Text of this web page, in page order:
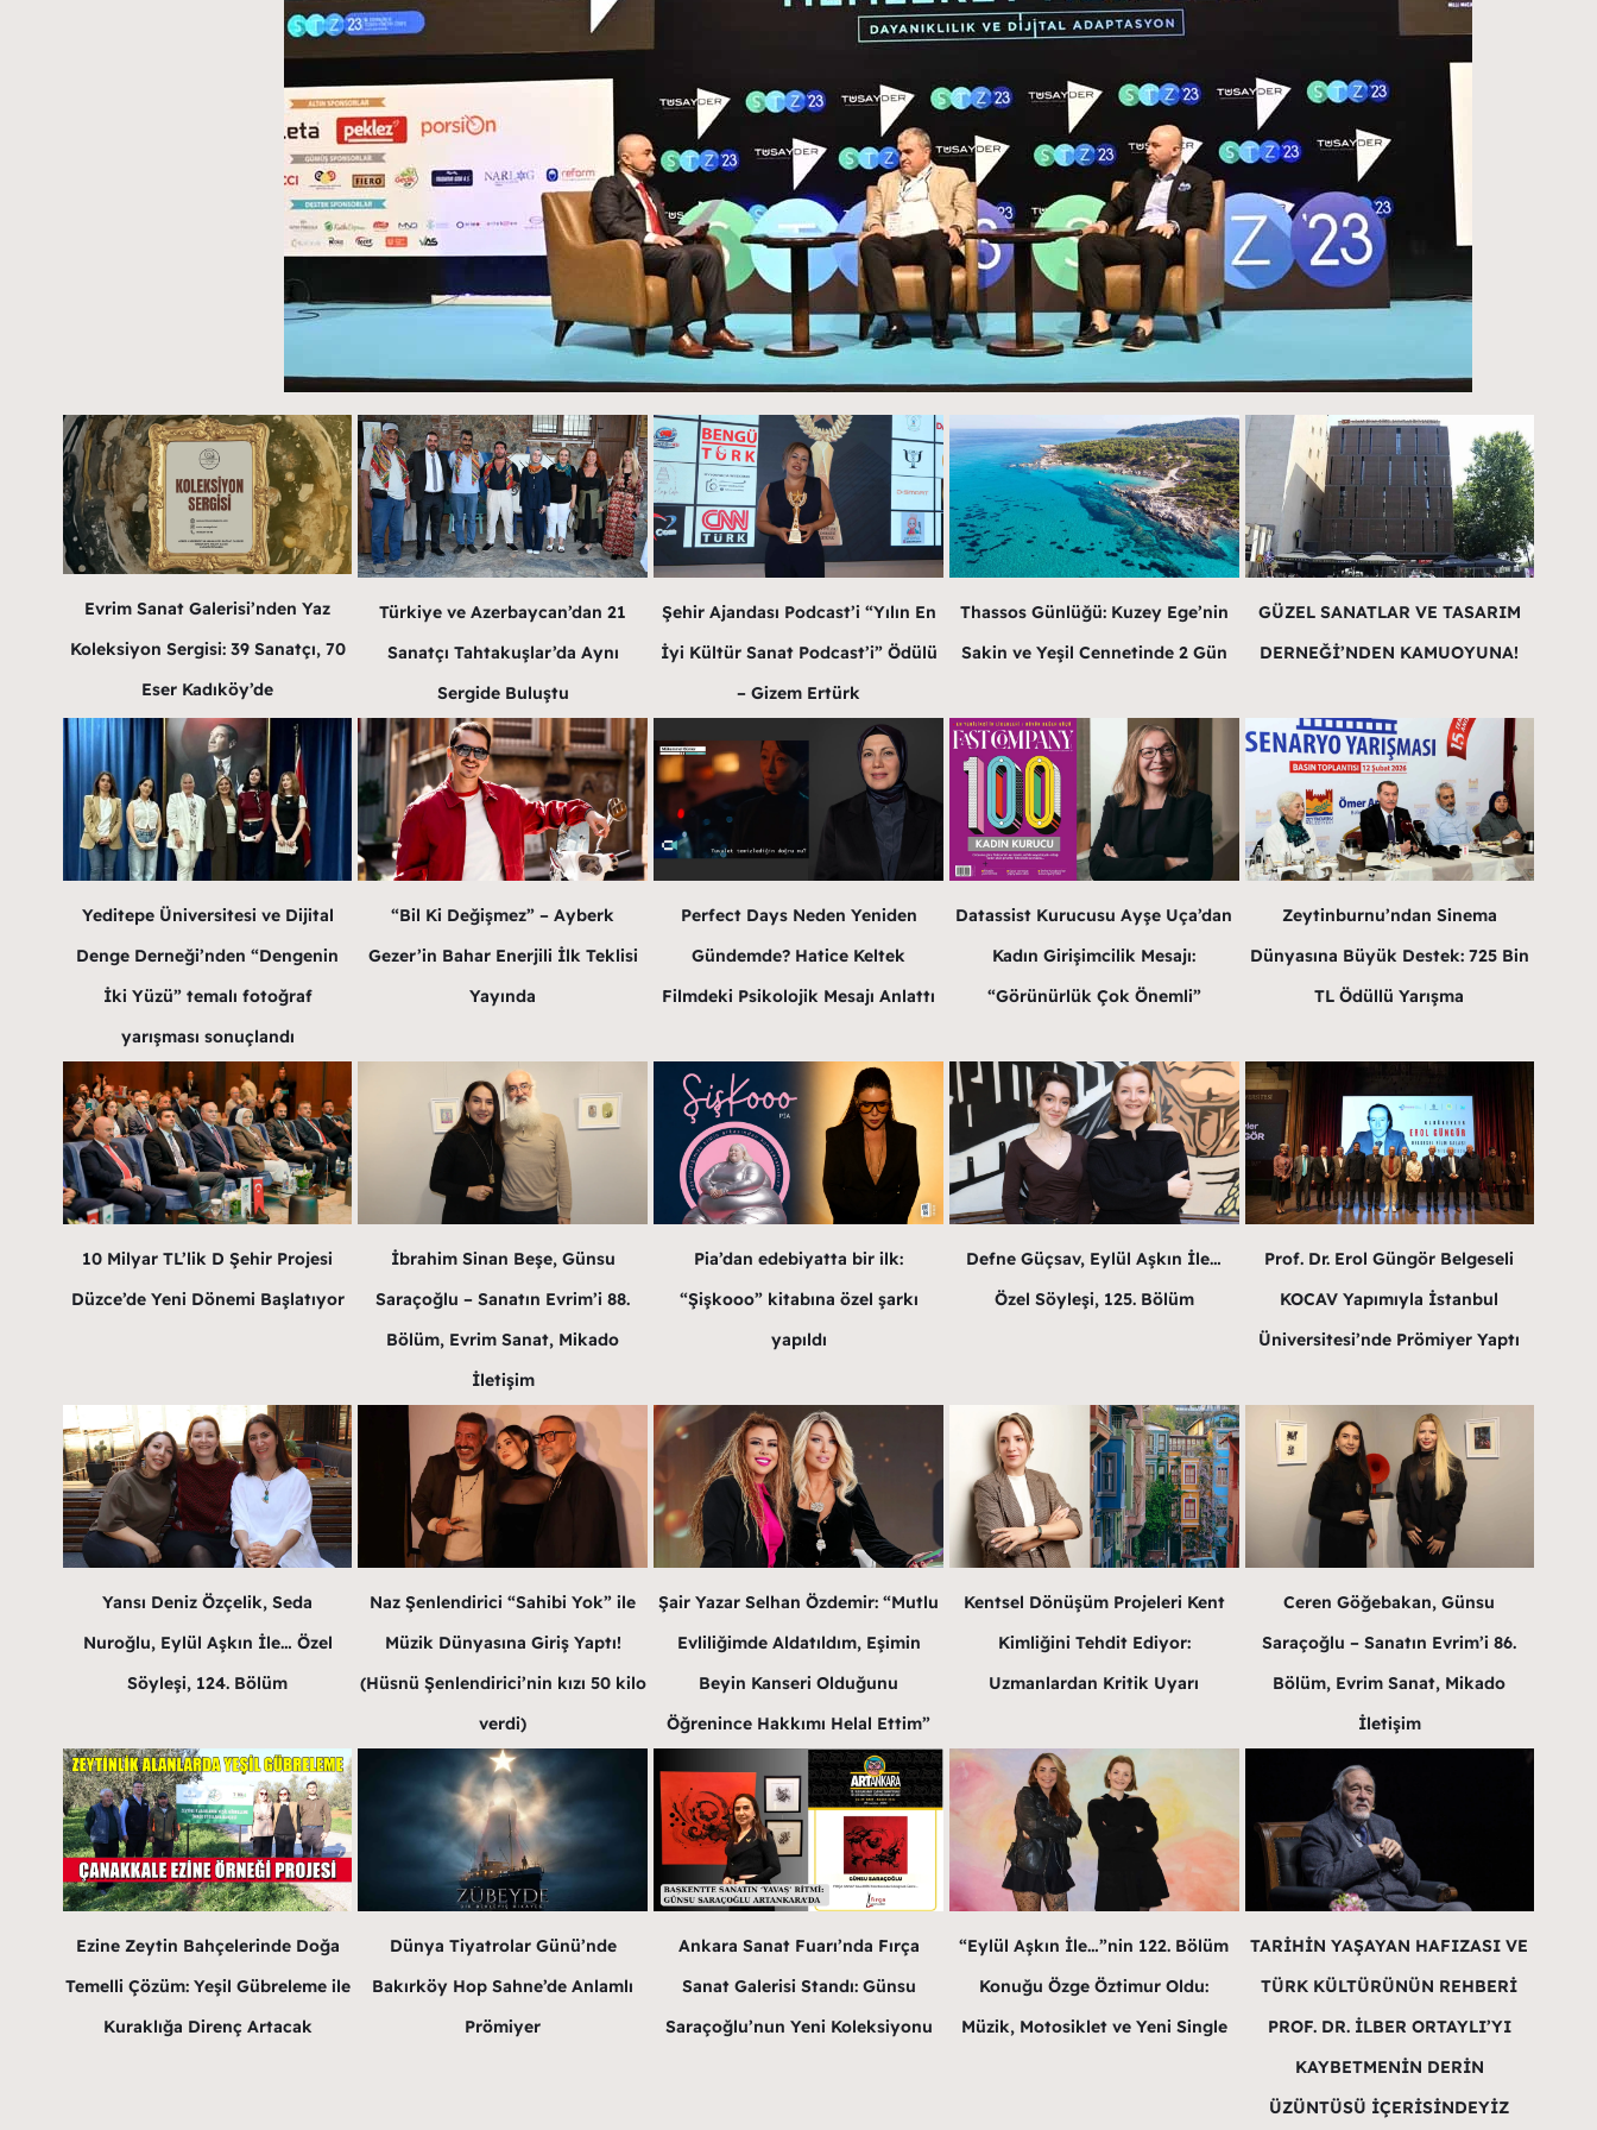
Evrim Sanat Galerisi’nden Yaz
Koleksiyon Sergisi: 39 Sanatçı, 70
Eser Kadıköy’de
Türkiye ve Azerbaycan’dan 21
Sanatçı Tahtakuşlar’da Aynı
Sergide Buluştu
Şehir Ajandası Podcast’i “Yılın En
İyi Kültür Sanat Podcast’i” Ödülü
– Gizem Ertürk
Thassos Günlüğü: Kuzey Ege’nin
Sakin ve Yeşil Cennetinde 2 Gün
GÜZEL SANATLAR VE TASARIM
DERNEĞİ’NDEN KAMUOYUNA!
Yeditepe Üniversitesi ve Dijital
Denge Derneği’nden “Dengenin
İki Yüzü” temalı fotoğraf
yarışması sonuçlandı
“Bil Ki Değişmez” – Ayberk
Gezer’in Bahar Enerjili İlk Teklisi
Yayında
Perfect Days Neden Yeniden
Gündemde? Hatice Keltek
Filmdeki Psikolojik Mesajı Anlattı
Datassist Kurucusu Ayşe Uça’dan
Kadın Girişimcilik Mesajı:
“Görünürlük Çok Önemli”
Zeytinburnu’ndan Sinema
Dünyasına Büyük Destek: 725 Bin
TL Ödüllü Yarışma
10 Milyar TL’lik D Şehir Projesi
Düzce’de Yeni Dönemi Başlatıyor
İbrahim Sinan Beşe, Günsu
Saraçoğlu – Sanatın Evrim’i 88.
Bölüm, Evrim Sanat, Mikado
İletişim
Pia’dan edebiyatta bir ilk:
“Şişkooo” kitabına özel şarkı
yapıldı
Defne Güçsav, Eylül Aşkın İle…
Özel Söyleşi, 125. Bölüm
Prof. Dr. Erol Güngör Belgeseli
KOCAV Yapımıyla İstanbul
Üniversitesi’nde Prömiyer Yaptı
Yansı Deniz Özçelik, Seda
Nuroğlu, Eylül Aşkın İle… Özel
Söyleşi, 124. Bölüm
Naz Şenlendirici “Sahibi Yok” ile
Müzik Dünyasına Giriş Yaptı!
(Hüsnü Şenlendirici’nin kızı 50 kilo
verdi)
Şair Yazar Selhan Özdemir: “Mutlu
Evliliğimde Aldatıldım, Eşimin
Beyin Kanseri Olduğunu
Öğrenince Hakkımı Helal Ettim”
Kentsel Dönüşüm Projeleri Kent
Kimliğini Tehdit Ediyor:
Uzmanlardan Kritik Uyarı
Ceren Göğebakan, Günsu
Saraçoğlu – Sanatın Evrim’i 86.
Bölüm, Evrim Sanat, Mikado
İletişim
Ezine Zeytin Bahçelerinde Doğa
Temelli Çözüm: Yeşil Gübreleme ile
Kuraklığa Direnç Artacak
Dünya Tiyatrolar Günü’nde
Bakırköy Hop Sahne’de Anlamlı
Prömiyer
Ankara Sanat Fuarı’nda Fırça
Sanat Galerisi Standı: Günsu
Saraçoğlu’nun Yeni Koleksiyonu
“Eylül Aşkın İle…”nin 122. Bölüm
Konuğu Özge Öztimur Oldu:
Müzik, Motosiklet ve Yeni Single
TARİHİN YAŞAYAN HAFIZASI VE
TÜRK KÜLTÜRÜNÜN REHBERİ
PROF. DR. İLBER ORTAYLI’YI
KAYBETMENİN DERİN
ÜZÜNTÜSÜ İÇERİSİNDEYİZ